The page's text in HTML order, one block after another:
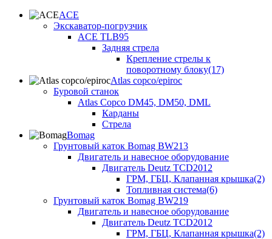
ACE
Экскаватор-погрузчик
ACE TLB95
Задняя стрела
Крепление стрелы к
поворотному блоку(17)
Atlas copco/epiroc
Буровой станок
Atlas Copco DM45, DM50, DML
Карданы
Стрела
Bomag
Грунтовый каток Bomag BW213
Двигатель и навесное оборудование
Двигатель Deutz TCD2012
ГРМ, ГБЦ, Клапанная крышка(2)
Топливная система(6)
Грунтовый каток Bomag BW219
Двигатель и навесное оборудование
Двигатель Deutz TCD2012
ГРМ, ГБЦ, Клапанная крышка(2)